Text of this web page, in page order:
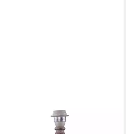
DIRK DAVIDS LEUCHTEN GMBH
Tischleuchte Tischleuchte